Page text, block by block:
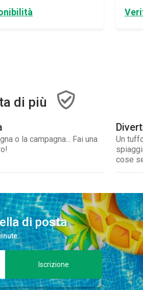
di più
o la campagna... Fai una
Un
cose
di posta
Iscrizione